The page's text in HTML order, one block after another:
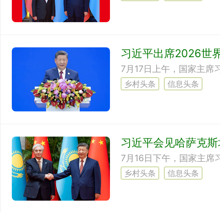
习近平出席2026世
乡村头条 信息头条
习近平会见哈萨克
乡村头条 信息头条